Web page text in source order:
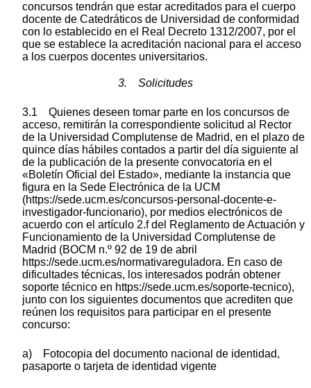
concursos tendrán que estar acreditados para el cuerpo
docente de Catedráticos de Universidad de conformidad
con lo establecido en el Real Decreto 1312/2007, por el
que se establece la acreditación nacional para el acceso
a los cuerpos docentes universitarios.
3. Solicitudes
3.1 Quienes deseen tomar parte en los concursos de
acceso, remitirán la correspondiente solicitud al Rector
de la Universidad Complutense de Madrid, en el plazo de
quince días hábiles contados a partir del día siguiente al
de la publicación de la presente convocatoria en el
«Boletín Oficial del Estado», mediante la instancia que
figura en la Sede Electrónica de la UCM
(https://sede.ucm.es/concursos-personal-docente-e-
investigador-funcionario), por medios electrónicos de
acuerdo con el artículo 2.f del Reglamento de Actuación y
Funcionamiento de la Universidad Complutense de
Madrid (BOCM n.º 92 de 19 de abril
https://sede.ucm.es/normativareguladora. En caso de
dificultades técnicas, los interesados podrán obtener
soporte técnico en https://sede.ucm.es/soporte-tecnico),
junto con los siguientes documentos que acrediten que
reúnen los requisitos para participar en el presente
concurso:
a) Fotocopia del documento nacional de identidad,
pasaporte o tarjeta de identidad vigente